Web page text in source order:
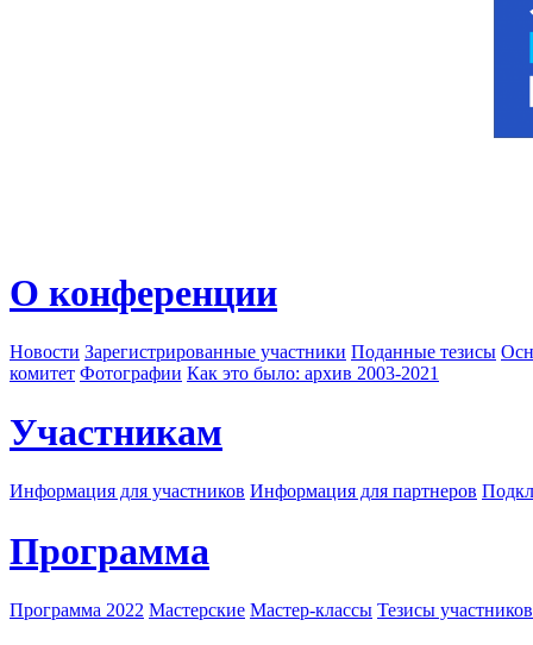
О конференции
Новости Зарегистрированные участники Поданные тезисы
комитет Фотографии Как это было: архив 2003-2021
Участникам
Информация для участников Информация для партнеров
Программа
Программа 2022 Мастерские Мастер-классы Тезисы